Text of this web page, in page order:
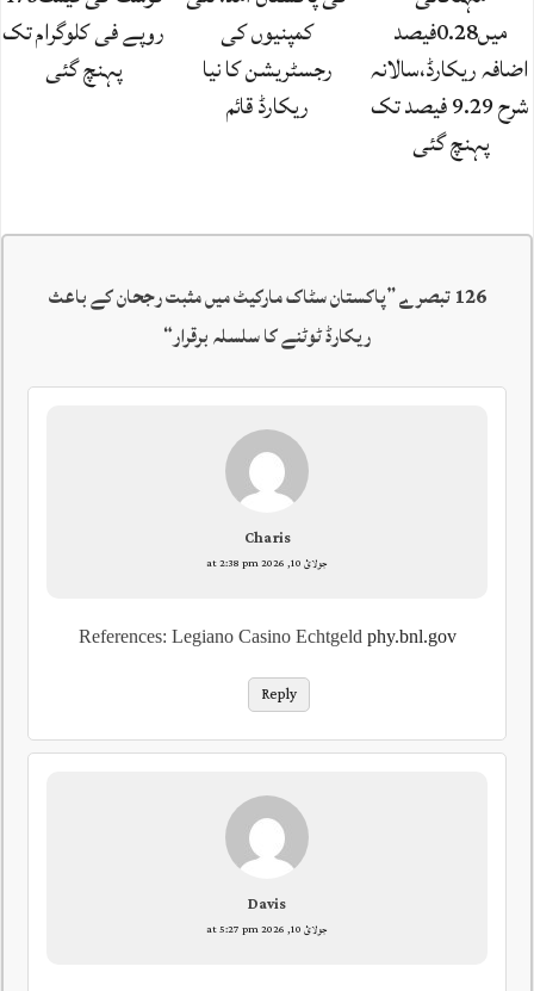
میں0.28فیصد
اضافہ ریکارڈ،سالانہ
شرح 9.29 فیصد تک
پہنچ گئی
کمپنیوں کی
رجسٹریشن کا نیا
ریکارڈ قائم
روپے فی کلوگرام تک
پہنچ گئی
126 تبصرے ”
پاکستان سٹاک مارکیٹ میں مثبت رجحان کے باعث
ریکارڈ ٹوٹنے کا سلسلہ برقرار“
Charis
جولائ 10, 2026 at 2:38 pm
References: Legiano Casino Echtgeld phy.bnl.gov
Reply
Davis
جولائ 10, 2026 at 5:27 pm